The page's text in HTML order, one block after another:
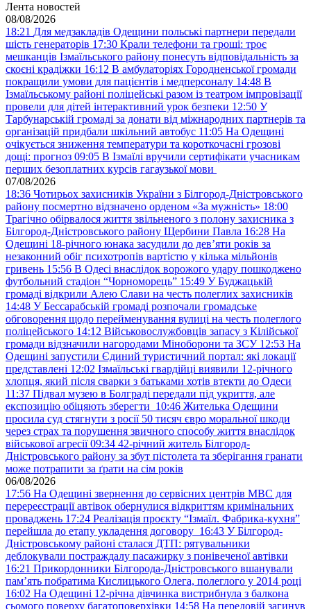
Лента новостей
08/08/2026
18:21 Для медзакладів Одещини польські партнери передали
шість генераторів 17:30 Крали телефони та гроші: троє
мешканців Ізмаїльського району понесуть відповідальність за
скоєні крадіжки 16:12 В амбулаторіях Городненської громади
покращили умови для пацієнтів і медперсоналу 14:48 В
Ізмаїльському районі поліцейські разом із театром імпровізації
провели для дітей інтерактивний урок безпеки 12:50 У
Тарбунарській громаді за донати від міжнародних партнерів та
організацій придбали шкільний автобус 11:05 На Одещині
очікується зниження температури та короткочасні грозові
дощі: прогноз 09:05 В Ізмаїлі вручили сертифікати учасникам
перших безоплатних курсів гагаузької мови
07/08/2026
18:36 Чотирьох захисників України з Білгород-Дністровського
району посмертно відзначено орденом «За мужність» 18:00
Трагічно обірвалося життя звільненого з полону захисника з
Білгород-Дністровського району Щербини Павла 16:28 На
Одещині 18-річного юнака засудили до дев’яти років за
незаконний обіг психотропів вартістю у кілька мільйонів
гривень 15:56 В Одесі внаслідок ворожого удару пошкоджено
футбольний стадіон “Чорноморець” 15:49 У Буджацькій
громаді відкрили Алею Слави на честь полеглих захисників
14:48 У Бессарабській громаді розпочали громадське
обговорення щодо перейменування вулиці на честь полеглого
поліцейського 14:12 Військовослужбовців запасу з Кілійської
громади відзначили нагородами Міноборони та ЗСУ 12:53 На
Одещині запустили Єдиний туристичний портал: які локації
представлені 12:02 Ізмаїльські гвардійці виявили 12-річного
хлопця, який після сварки з батьками хотів втекти до Одеси
11:37 Підвал музею в Болграді передали під укриття, але
експозицію обіцяють зберегти 10:46 Жителька Одещини
просила суд стягнути з росії 50 тисяч євро моральної шкоди
через страх та порушення звичного способу життя внаслідок
військової агресії 09:34 42-річний житель Білгород-
Дністровського району за збут пістолета та зберігання гранати
може потрапити за ґрати на сім років
06/08/2026
17:56 На Одещині звернення до сервісних центрів МВС для
перереєстрації автівок обернулися відкриттям кримінальних
проваджень 17:24 Реалізація проєкту “Ізмаїл. Фабрика-кухня”
перейшла до етапу укладення договору 16:43 У Білгород-
Дністровському районі сталася ДТП: рятувальники
деблокували постраждалу пасажирку з понівеченої автівки
16:21 Прикордонники Білгорода-Дністровського вшанували
пам’ять побратима Кислицького Олега, полеглого у 2014 році
16:02 На Одещині 12-річна дівчинка вистрибнула з балкона
сьомого поверху багатоповерхівки 14:58 На передовій загинув